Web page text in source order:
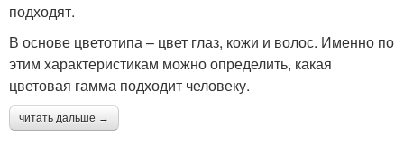
подходят.
В основе цветотипа – цвет глаз, кожи и волос. Именно по
этим характеристикам можно определить, какая
цветовая гамма подходит человеку.
читать дальше →